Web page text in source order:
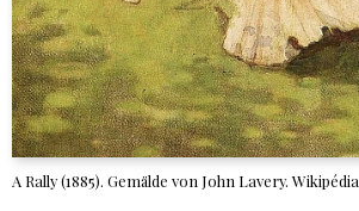
A Rally (1885). Gemälde von John Lavery. Wikipédia